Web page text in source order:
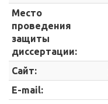
Место
проведения
защиты
диссертации:
Сайт:
E-mail: